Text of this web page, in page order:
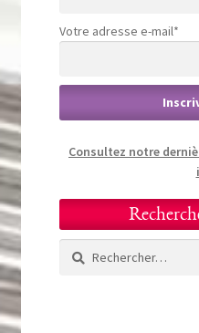
Votre adresse e-mail*
Consultez notre
Rechercher :